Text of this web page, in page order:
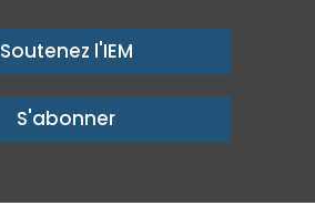
Soutenez l'IEM
S'abonner